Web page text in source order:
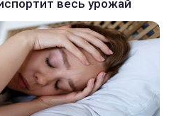
весь урожай